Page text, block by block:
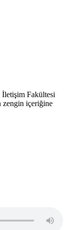
Fakültesi
zengin içeriğine